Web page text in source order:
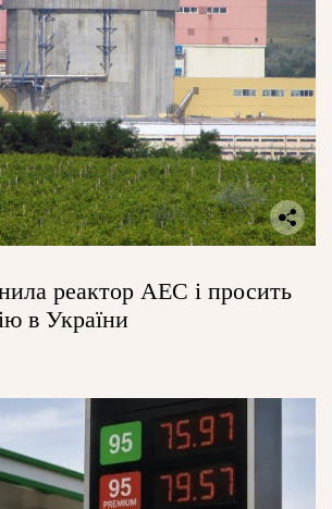
реактор АЕС і просить
в України